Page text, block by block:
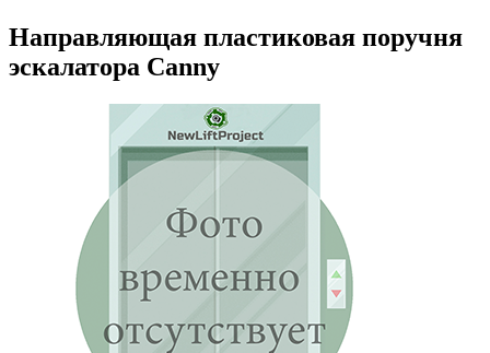
Направляющая пластиковая поручня
эскалатора Canny